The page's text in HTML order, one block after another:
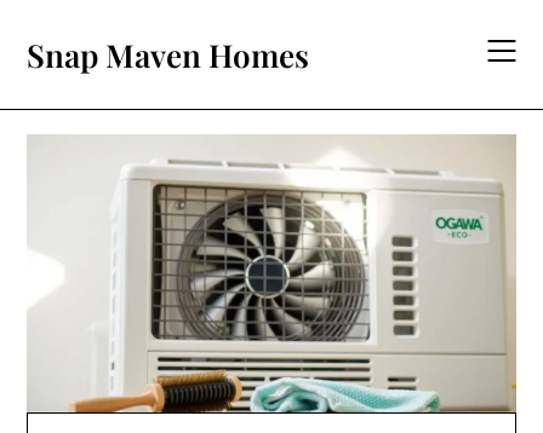
content
Snap Maven Homes